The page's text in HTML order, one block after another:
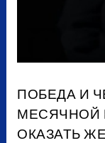
ПОБЕДА И
МЕСЯЧНОЙ
ОКАЗАТЬ